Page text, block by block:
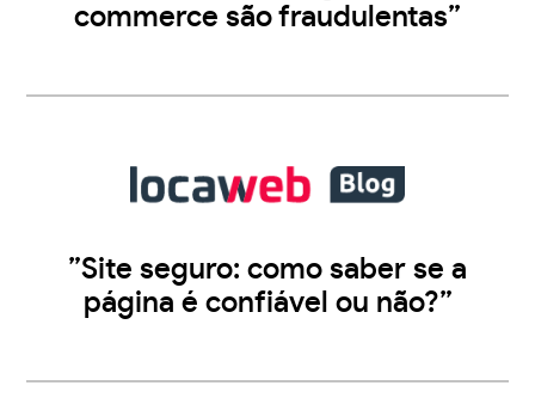
commerce são fraudulentas”
”Site seguro: como saber se a
página é confiável ou não?”